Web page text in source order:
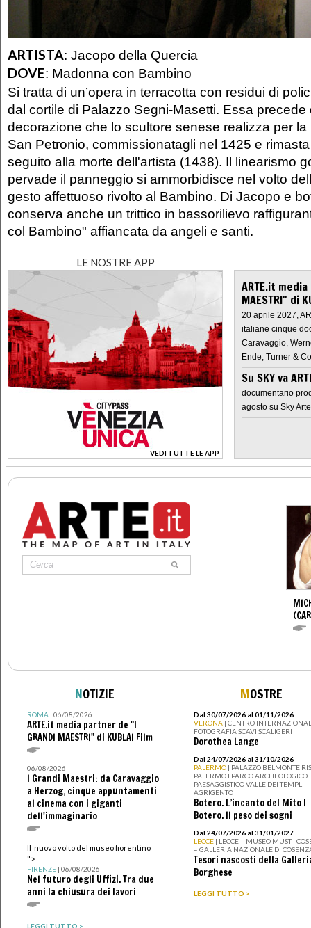
ARTISTA: Jacopo della Quercia
DOVE: Madonna con Bambino
Si tratta di un’opera in terracotta con residui di
dal cortile di Palazzo Segni-Masetti. Essa precede
decorazione che lo scultore senese realizza per la
San Petronio, commissionatagli nel 1425 e
seguito alla morte dell'artista (1438). Il linearismo
pervade il panneggio si ammorbidisce nel volto
gesto affettuoso rivolto al Bambino. Di Jacopo e
conserva anche un trittico in bassorilievo
col Bambino" affiancata da angeli e santi.
LE NOSTRE APP
VEDI TUTTE LE APP
>
ARTE.it
MAESTRI" di
20 aprile 2027,
italiane cinque
Caravaggio,
Ende, Turner &
Su SKY va
documentario
agosto su Sky Arte
NOTIZIE
ROMA| 06/08/2026
ARTE.it media partner de "I
GRANDI MAESTRI" di KUBLAI Film
06/08/2026
I Grandi Maestri: da Caravaggio
a Herzog, cinque appuntamenti
al cinema con i giganti
dell'immaginario
Il nuovo volto del museo fiorentino
">
FIRENZE| 06/08/2026
Nel futuro degli Uffizi. Tra due
anni la chiusura dei lavori
LEGGI TUTTO >
MOSTRE
Dal 30/07/2026 al 01/11/2026
VERONA | CENTRO
FOTOGRAFIA SCAVI SCALIGERI
Dorothea Lange
Dal 24/07/2026 al 31/10/2026
PALERMO | PALAZZO BELMONTE
PALERMO I PARCO ARCHEOLOGICO
PAESAGGISTICO VALLE DEI TEMPLI -
AGRIGENTO
Botero. L’incanto del Mito I
Botero. Il peso dei sogni
Dal 24/07/2026 al 31/01/2027
LECCE | LECCE – MUSEO MUST I
– GALLERIA NAZIONALE DI
Tesori nascosti della
Borghese
LEGGI TUTTO >